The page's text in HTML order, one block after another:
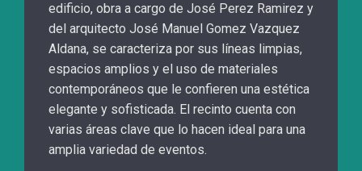
edificio, obra a cargo de José Perez Ramirez y
del arquitecto José Manuel Gomez Vazquez
Aldana, se caracteriza por sus líneas limpias,
espacios amplios y el uso de materiales
contemporáneos que le confieren una estética
elegante y sofisticada. El recinto cuenta con
varias áreas clave que lo hacen ideal para una
amplia variedad de eventos.